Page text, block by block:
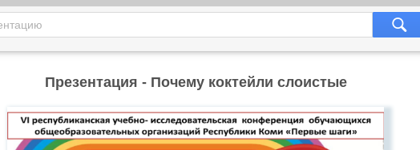
Презентация - Почему коктейли слоистые